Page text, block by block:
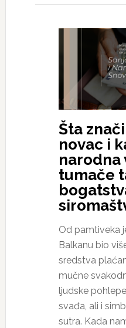
Šta
novac i
narodna
tumače
Od pamtiveka
Balkanu bio
sredstva
mučne
ljudske
svađa, ali i
sutra. Kada